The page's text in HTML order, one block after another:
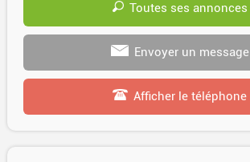
Toutes ses annonces
Envoyer un message
Afficher le téléphone